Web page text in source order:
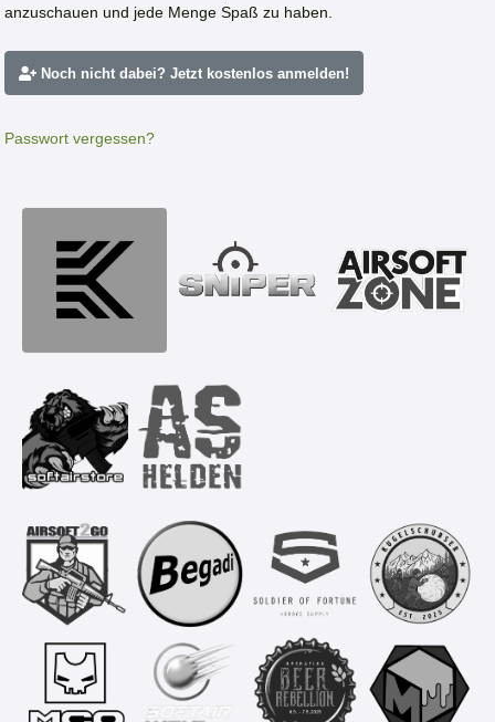
anzuschauen und jede Menge Spaß zu haben.
Noch nicht dabei? Jetzt kostenlos anmelden!
Passwort vergessen?